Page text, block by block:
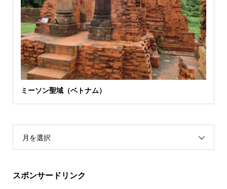
ミーソン聖域（ベトナム）
月を選択
スポンサードリンク